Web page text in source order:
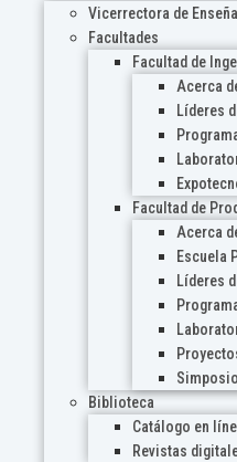
Vicerrectora de
Facultades
Facultad de
Acerca
Líderes
Facultad de
Acerca
Escuela
Líderes
Biblioteca
Catálogo en
Revistas